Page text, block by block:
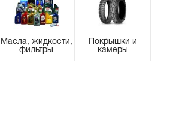
Масла, жидкости,
фильтры
Покрышки и
камеры